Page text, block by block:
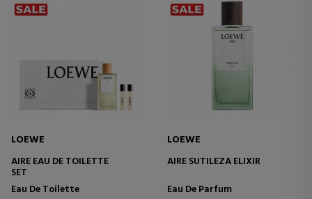
LOEWE
AIRE EAU DE TOILETTE
SET
Eau De Toilette
LOEWE
AIRE SUTILEZA ELIXIR
Eau De Parfum